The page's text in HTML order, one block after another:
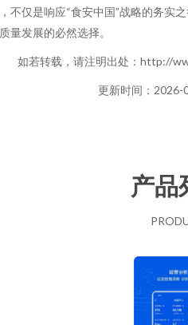
不仅是响应“食安中国”战略的务实
量发展的必然选择。
如若转载，请注明出处：http://
更新时间：2026-
产品